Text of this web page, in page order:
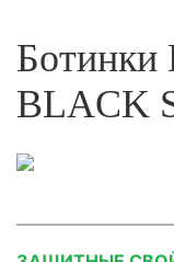
Ботинки
BLACK